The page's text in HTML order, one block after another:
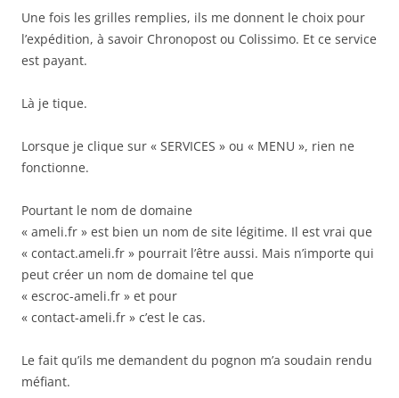
Une fois les grilles remplies, ils me donnent le choix pour
l’expédition, à savoir Chronopost ou Colissimo. Et ce service
est payant.
Là je tique.
Lorsque je clique sur « SERVICES » ou « MENU », rien ne
fonctionne.
Pourtant le nom de domaine
« ameli.fr » est bien un nom de site légitime. Il est vrai que
« contact.ameli.fr » pourrait l’être aussi. Mais n’importe qui
peut créer un nom de domaine tel que
« escroc-ameli.fr » et pour
« contact-ameli.fr » c’est le cas.
Le fait qu’ils me demandent du pognon m’a soudain rendu
méfiant.